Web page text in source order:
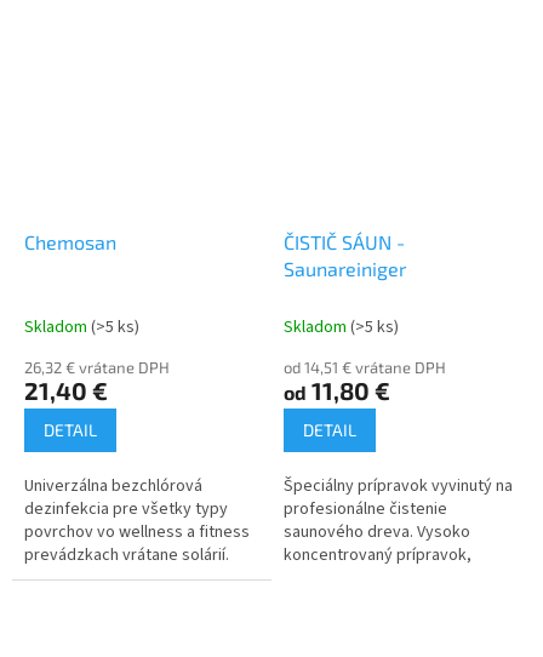
Chemosan
Skladom (>5 ks)
26,32 € vrátane DPH
21,40 €
DETAIL
Univerzálna bezchlórová
dezinfekcia pre všetky typy
povrchov vo wellness a fitness
prevádzkach vrátane solárií.
Koncentrát riediteľný od 0,5 do
ČISTIČ SÁUN -
Saunareiniger
Skladom (>5 ks)
od 14,51 € vrátane DPH
od 11,80 €
DETAIL
Špeciálny prípravok vyvinutý na
profesionálne čistenie
saunového dreva. Vysoko
koncentrovaný prípravok,